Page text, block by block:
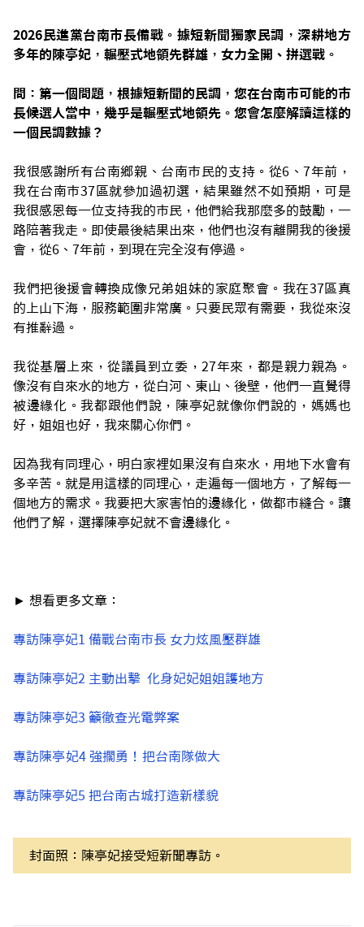
2026民進黨台南市長備戰。據短新聞獨家民調，深耕地方
多年的陳亭妃，輾壓式地領先群雄，女力全開、拼選戰。
問：第一個問題，根據短新聞的民調，您在台南市可能的市
長候選人當中，幾乎是輾壓式地領先。您會怎麼解讀這樣的
一個民調數據？
我很感謝所有台南鄉親、台南市民的支持。從6、7年前，
我在台南市37區就參加過初選，結果雖然不如預期，可是
我很感恩每一位支持我的市民，他們給我那麼多的鼓勵，一
路陪著我走。即使最後結果出來，他們也沒有離開我的後援
會，從6、7年前，到現在完全沒有停過。
我們把後援會轉換成像兄弟姐妹的家庭聚會。我在37區真
的上山下海，服務範圍非常廣。只要民眾有需要，我從來沒
有推辭過。
我從基層上來，從議員到立委，27年來，都是親力親為。
像沒有自來水的地方，從白河、東山、後壁，他們一直覺得
被邊緣化。我都跟他們說，陳亭妃就像你們說的，媽媽也
好，姐姐也好，我來關心你們。
因為我有同理心，明白家裡如果沒有自來水，用地下水會有
多辛苦。就是用這樣的同理心，走遍每一個地方，了解每一
個地方的需求。我要把大家害怕的邊緣化，做都市縫合。讓
他們了解，選擇陳亭妃就不會邊緣化。
► 想看更多文章：
專訪陳亭妃1 備戰台南市長 女力炫風壓群雄
專訪陳亭妃2 主動出擊 化身妃妃姐姐護地方
專訪陳亭妃3 籲徹查光電弊案
專訪陳亭妃4 強擱勇！把台南隊做大
專訪陳亭妃5 把台南古城打造新樣貌
封面照：陳亭妃接受短新聞專訪。